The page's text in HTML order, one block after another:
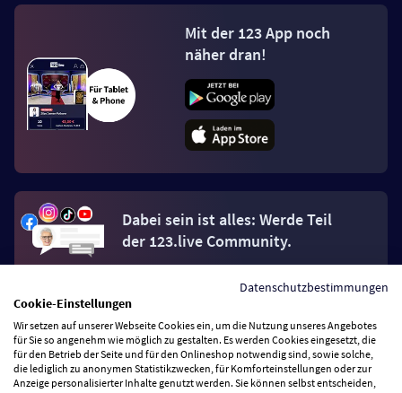
Mit der 123 App noch
näher dran!
Dabei sein ist alles: Werde Teil
der 123.live Community.
Datenschutzbestimmungen
Cookie-Einstellungen
Wir setzen auf unserer Webseite Cookies ein, um die Nutzung unseres Angebotes
für Sie so angenehm wie möglich zu gestalten. Es werden Cookies eingesetzt, die
für den Betrieb der Seite und für den Onlineshop notwendig sind, sowie solche,
die lediglich zu anonymen Statistikzwecken, für Komforteinstellungen oder zur
Anzeige personalisierter Inhalte genutzt werden. Sie können selbst entscheiden,